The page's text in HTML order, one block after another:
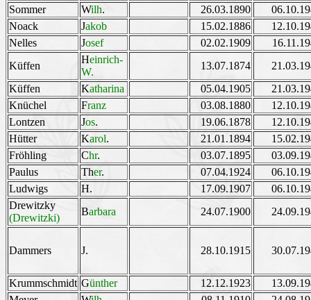
Sommer
Wilh. 26.03.1890
Noack
Jakob 15.02.1886
Nelles
Josef 02.02.1909
Küffen
Heinrich-
W.
13.07.1874
Küffen
Katharina 05.04.1905
Knüchel
Franz 03.08.1880
Lontzen
Jos. 19.06.1878
Hütter
Karol. 21.01.1894
Fröhling
Chr. 03.07.1895
Paulus
Ther. 07.04.1924
Ludwigs
H. 17.09.1907
Drewitzky
(Drewitzki)
Barbara 24.07.1900
Dammers J. 28.10.1915
Krummschmidt Günther 12.12.1923